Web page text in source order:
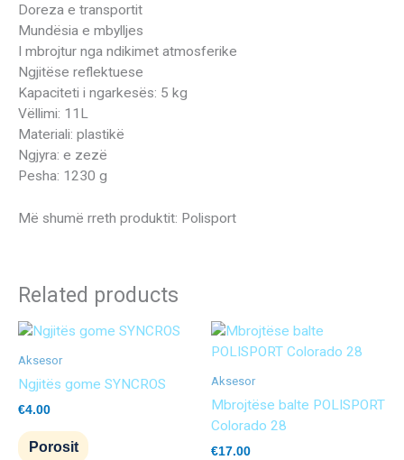
Doreza e transportit
Mundësia e mbylljes
I mbrojtur nga ndikimet atmosferike
Ngjitëse reflektuese
Kapaciteti i ngarkesës: 5 kg
Vëllimi: 11L
Materiali: plastikë
Ngjyra: e zezë
Pesha: 1230 g
Më shumë rreth produktit: Polisport
Related products
Aksesor
Ngjitës gome SYNCROS
€4.00
Porosit
Aksesor
Mbrojtëse balte POLISPORT
Colorado 28
€17.00